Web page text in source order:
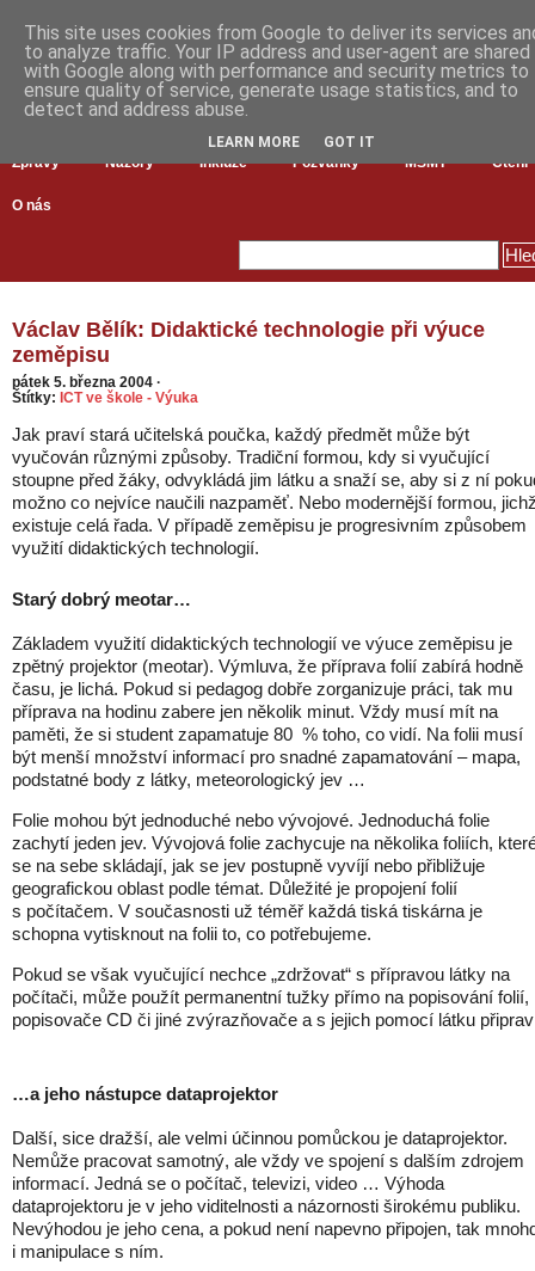
Zprávy Názory Inkluze Pozvánky MŠMT Čtení
O nás
Václav Bělík: Didaktické technologie při výuce
zeměpisu
pátek 5. března 2004 ·
Štítky: ICT ve škole - Výuka
Jak praví stará učitelská poučka, každý předmět může být
vyučován různými způsoby. Tradiční formou, kdy si vyučující
stoupne před žáky, odvykládá jim látku a snaží se, aby si z ní
možno co nejvíce naučili nazpaměť. Nebo modernější formou,
existuje celá řada. V případě zeměpisu je progresivním způsobem
využití didaktických technologií.
Starý dobrý meotar…
Základem využití didaktických technologií ve výuce zeměpisu je
zpětný projektor (meotar). Výmluva, že příprava folií zabírá hodně
času, je lichá. Pokud si pedagog dobře zorganizuje práci, tak mu
příprava na hodinu zabere jen několik minut. Vždy musí mít na
paměti, že si student zapamatuje 80 % toho, co vidí. Na folii musí
být menší množství informací pro snadné zapamatování – mapa,
podstatné body z látky, meteorologický jev …
Folie mohou být jednoduché nebo vývojové. Jednoduchá folie
zachytí jeden jev. Vývojová folie zachycuje na několika foliích,
se na sebe skládají, jak se jev postupně vyvíjí nebo přibližuje
geografickou oblast podle témat. Důležité je propojení folií
s počítačem. V současnosti už téměř každá tiská tiskárna je
schopna vytisknout na folii to, co potřebujeme.
Pokud se však vyučující nechce „zdržovat“ s přípravou látky na
počítači, může použít permanentní tužky přímo na popisování folií,
popisovače CD či jiné zvýrazňovače a s jejich pomocí látku
…a jeho nástupce dataprojektor
Další, sice dražší, ale velmi účinnou pomůckou je dataprojektor.
Nemůže pracovat samotný, ale vždy ve spojení s dalším zdrojem
informací. Jedná se o počítač, televizi, video … Výhoda
dataprojektoru je v jeho viditelnosti a názornosti širokému publiku.
Nevýhodou je jeho cena, a pokud není napevno připojen, tak
i manipulace s ním.
This site uses cookies from Google to deliver its services
to analyze traffic. Your IP address and user-agent are shared
with Google along with performance and security metrics to
ensure quality of service, generate usage statistics, and to
detect and address abuse.
LEARN MORE GOT IT